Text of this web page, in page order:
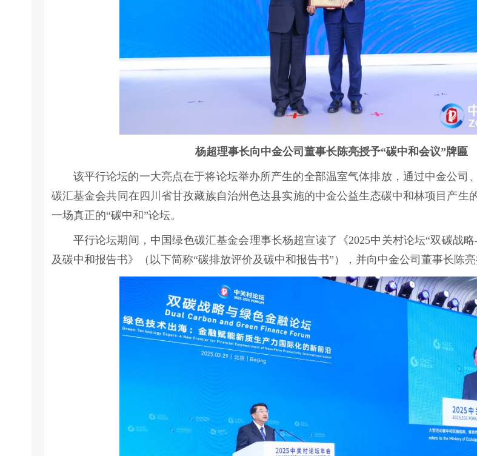
杨超理事长向中金公司董事长陈亮授予“碳中和会议”牌匾
该平行论坛的一大亮点在于将论坛举办所产生的全部温室气体排放，通过中金公司
碳汇基金会共同在四川省甘孜藏族自治州色达县实施的中金公益生态碳中和林项目产生
一场真正的“碳中和”论坛。
平行论坛期间，中国绿色碳汇基金会理事长杨超宣读了《2025中关村论坛“双碳战
及碳中和报告书》（以下简称“碳排放评价及碳中和报告书”），并向中金公司董事长陈亮